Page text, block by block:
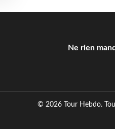
Ne rien
© 2026 Tour Hebdo.